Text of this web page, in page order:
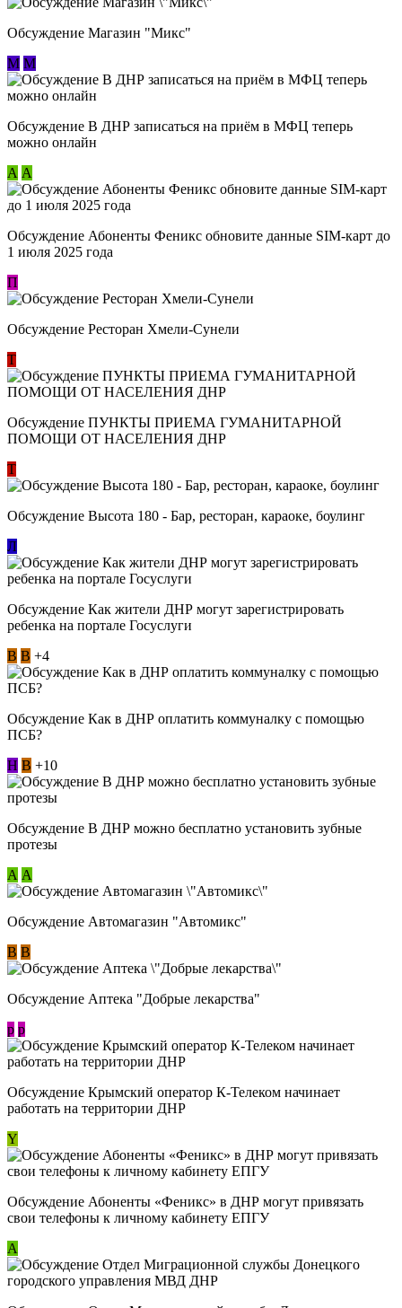
Обсуждение Магазин "Микс"
М М
Обсуждение В ДНР записаться на приём в МФЦ теперь
можно онлайн
А А
Обсуждение Абоненты Феникс обновите данные SIM-карт до
1 июля 2025 года
П
Обсуждение Ресторан Хмели-Сунели
Т
Обсуждение ​ПУНКТЫ ПРИЕМА ГУМАНИТАРНОЙ
ПОМОЩИ ОТ НАСЕЛЕНИЯ ДНР
Т
Обсуждение Высота 180 - Бар, ресторан, караоке, боулинг
Л
Обсуждение Как жители ДНР могут зарегистрировать
ребенка на портале Госуслуги
В В +4
Обсуждение Как в ДНР оплатить коммуналку с помощью
ПСБ?
Н В +10
Обсуждение В ДНР можно бесплатно установить зубные
протезы
А А
Обсуждение Автомагазин "Автомикс"
В В
Обсуждение Аптека "Добрые лекарства"
p p
Обсуждение Крымский оператор К-Телеком начинает
работать на территории ДНР
Y
Обсуждение ​Абоненты «Феникс» в ДНР могут привязать
свои телефоны к личному кабинету ЕПГУ
А